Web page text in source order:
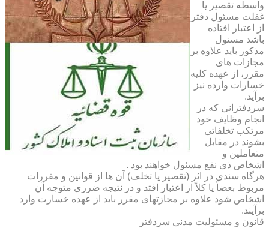
واسطه تقصیر یا
غفلت مسئول دفتر
از اعتبار افتاده
باشد مسئول
مذکور باید علاوه بر
مجازات های
مقرر، از عهده کلیه
خسارات وارده نیز
برآید.
سردفترانی که در
انجام وظایف خود
مرتکب تخلفاتی
بشوند در مقابل
متعاملین و
اشخاص ذی نفع مسئول خواهند بود .
هرگاه سندی در اثر (تقصیر یا تخلف) آن ها از قوانین و مقررات
مربوط بعضاً یا کلاً از اعتبار افتد و در نتیجه ضرری متوجه آن
اشخاص شود علاوه بر مجازتهای مقرر باید از عهده خسارت وارد
برآیند.
قانون و مسئولیت مدنی سردفتر